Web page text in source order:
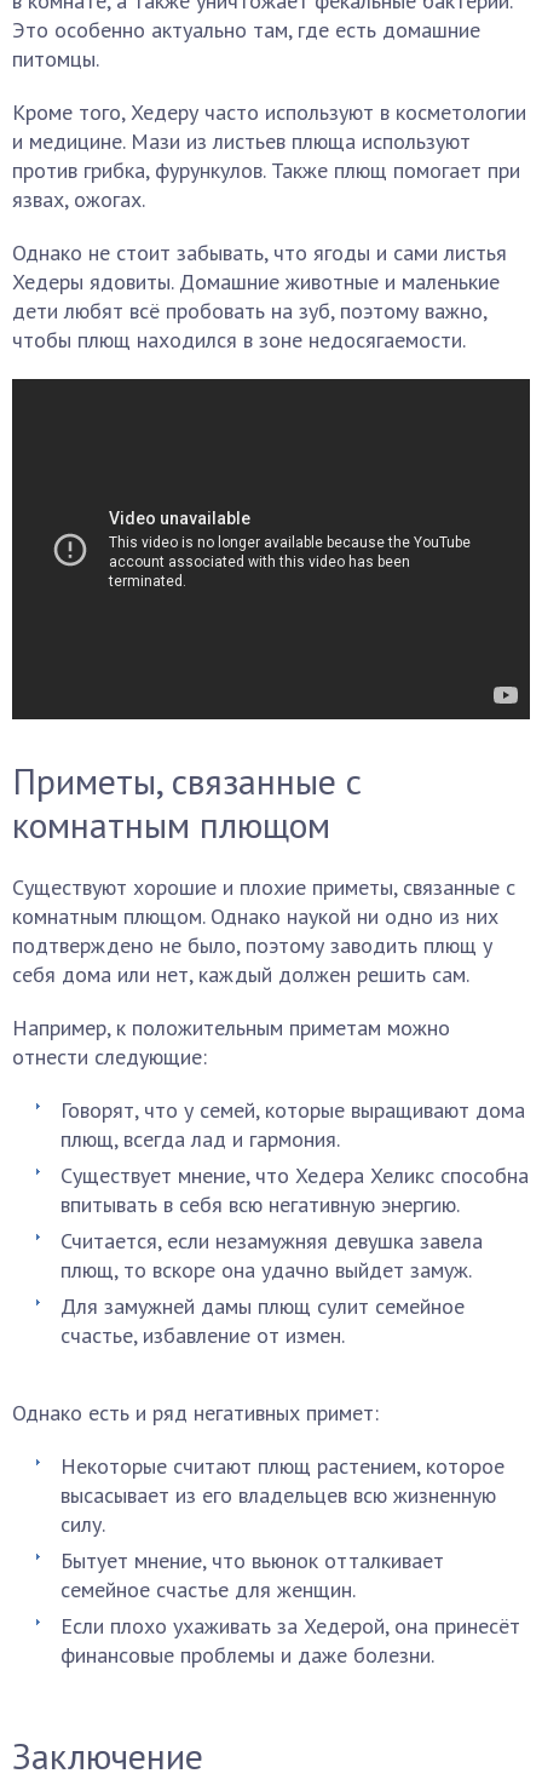
Это особенно актуально там, где есть домашние
питомцы.
Кроме того, Хедеру часто используют в косметологии
и медицине. Мази из листьев плюща используют
против грибка, фурункулов. Также плющ помогает при
язвах, ожогах.
Однако не стоит забывать, что ягоды и сами листья
Хедеры ядовиты. Домашние животные и маленькие
дети любят всё пробовать на зуб, поэтому важно,
чтобы плющ находился в зоне недосягаемости.
Приметы, связанные с
комнатным плющом
Существуют хорошие и плохие приметы, связанные с
комнатным плющом. Однако наукой ни одно из них
подтверждено не было, поэтому заводить плющ у
себя дома или нет, каждый должен решить сам.
Например, к положительным приметам можно
отнести следующие:
Говорят, что у семей, которые выращивают дома
плющ, всегда лад и гармония.
Существует мнение, что Хедера Хеликс способна
впитывать в себя всю негативную энергию.
Считается, если незамужняя девушка завела
плющ, то вскоре она удачно выйдет замуж.
Для замужней дамы плющ сулит семейное
счастье, избавление от измен.
Однако есть и ряд негативных примет:
Некоторые считают плющ растением, которое
высасывает из его владельцев всю жизненную
силу.
Бытует мнение, что вьюнок отталкивает
семейное счастье для женщин.
Если плохо ухаживать за Хедерой, она принесёт
финансовые проблемы и даже болезни.
Заключение